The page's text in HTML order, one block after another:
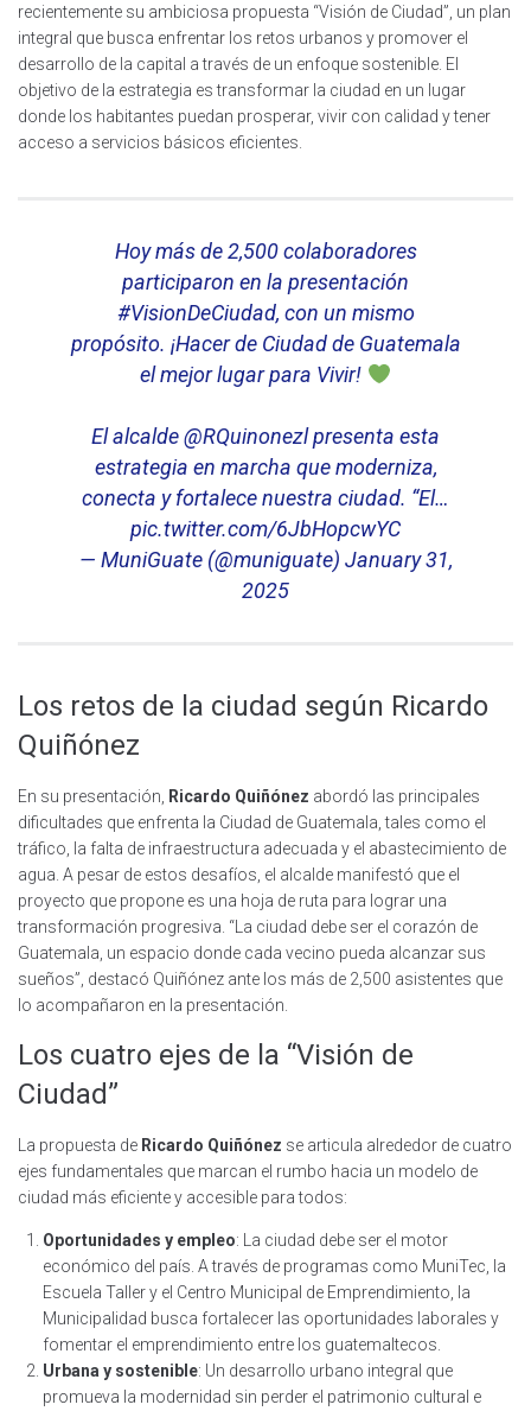
recientemente su ambiciosa propuesta “Visión de Ciudad”, un plan
integral que busca enfrentar los retos urbanos y promover el
desarrollo de la capital a través de un enfoque sostenible. El
objetivo de la estrategia es transformar la ciudad en un lugar
donde los habitantes puedan prosperar, vivir con calidad y tener
acceso a servicios básicos eficientes.
Hoy más de 2,500 colaboradores
participaron en la presentación
#VisionDeCiudad, con un mismo
propósito. ¡Hacer de Ciudad de Guatemala
el mejor lugar para Vivir!
El alcalde@RQuinonezlpresenta esta
estrategia en marcha que moderniza,
conecta y fortalece nuestra ciudad. “El…
pic.twitter.com/6JbHopcwYC
— MuniGuate (@muniguate) January 31,
2025
Los retos de la ciudad según Ricardo
Quiñónez
En su presentación, Ricardo Quiñónez abordó las principales
dificultades que enfrenta la Ciudad de Guatemala, tales como el
tráfico, la falta de infraestructura adecuada y el abastecimiento de
agua. A pesar de estos desafíos, el alcalde manifestó que el
proyecto que propone es una hoja de ruta para lograr una
transformación progresiva. “La ciudad debe ser el corazón de
Guatemala, un espacio donde cada vecino pueda alcanzar sus
sueños”, destacó Quiñónez ante los más de 2,500 asistentes que
lo acompañaron en la presentación.
Los cuatro ejes de la “Visión de
Ciudad”
La propuesta de Ricardo Quiñónez se articula alrededor de cuatro
ejes fundamentales que marcan el rumbo hacia un modelo de
ciudad más eficiente y accesible para todos:
Oportunidades y empleo: La ciudad debe ser el motor
económico del país. A través de programas como MuniTec, la
Escuela Taller y el Centro Municipal de Emprendimiento, la
Municipalidad busca fortalecer las oportunidades laborales y
fomentar el emprendimiento entre los guatemaltecos.
Urbana y sostenible: Un desarrollo urbano integral que
promueva la modernidad sin perder el patrimonio cultural e